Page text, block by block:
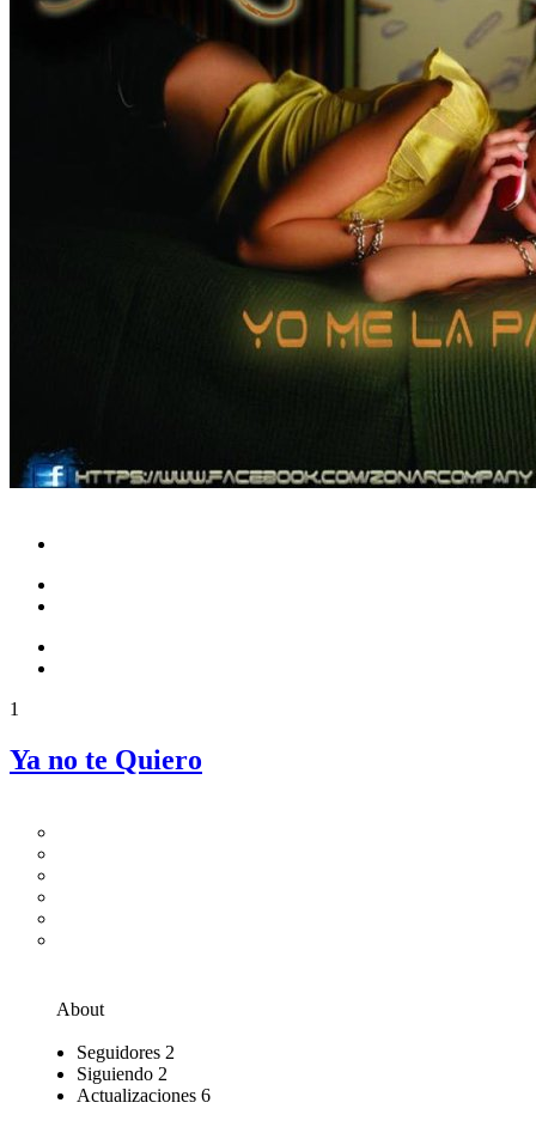
1
Ya no te Quiero
About
Seguidores 2
Siguiendo 2
Actualizaciones 6